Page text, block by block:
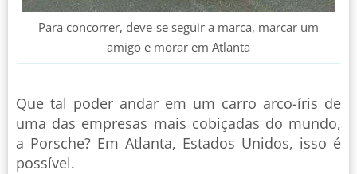
Para concorrer, deve-se seguir a marca, marcar um
amigo e morar em Atlanta
Que tal poder andar em um carro arco-íris de
uma das empresas mais cobiçadas do mundo,
a Porsche? Em Atlanta, Estados Unidos, isso é
possível.